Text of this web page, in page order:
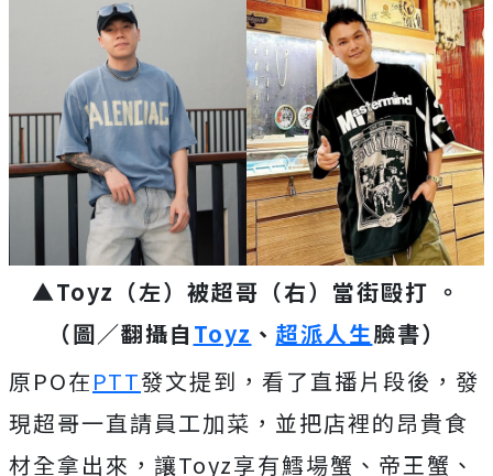
▲Toyz（左）被超哥（右）當街毆打 。
（圖／翻攝自 Toyz 、 超派人生臉書）
原PO在PTT發文提到，看了直播片段後，發
現超哥一直請員工加菜，並把店裡的昂貴食
材全拿出來，讓Toyz享有鱈場蟹、帝王蟹、